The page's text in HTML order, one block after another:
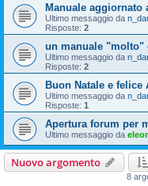
Manuale aggiornato
Ultimo messaggio da
Risposte: 2
un manuale "molto"
Ultimo messaggio da
Risposte: 2
Buon Natale e felice
Ultimo messaggio da
Risposte: 1
Apertura forum per
Ultimo messaggio da
Nuovo argomento
8